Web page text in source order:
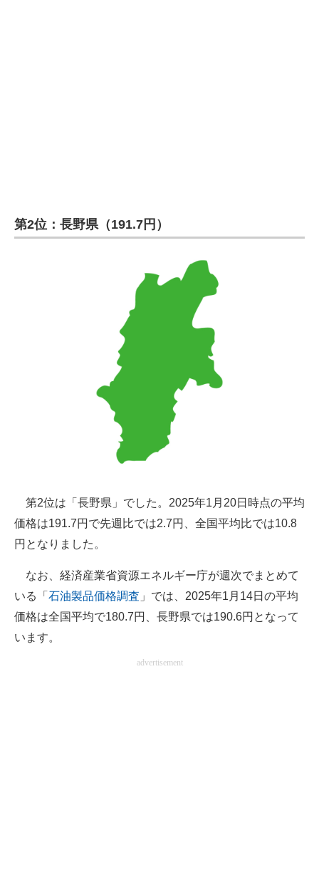
第2位：長野県（191.7円）
第2位は「長野県」でした。2025年1月20日時点の平均
価格は191.7円で先週比では2.7円、全国平均比では10.8
円となりました。
なお、経済産業省資源エネルギー庁が週次でまとめて
いる「 石油製品価格調査 」では、2025年1月14日の平均
価格は全国平均で180.7円、長野県では190.6円となって
います。
advertisement